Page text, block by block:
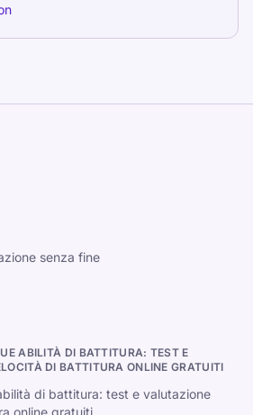
senza fine
ABILITÀ DI BATTITURA: TEST E
DI BATTITURA ONLINE GRATUITI
di battitura: test e valutazione
online gratuiti